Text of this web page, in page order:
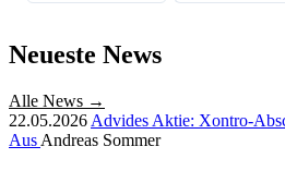
Neueste News
Alle News →
22.05.2026 Advides Aktie: Xontro-
Aus Andreas Sommer